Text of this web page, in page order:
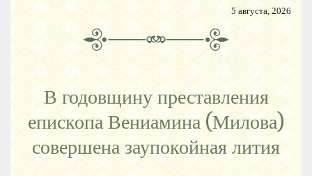
5 августа, 2026
В годовщину преставления
епископа Вениамина (Милова)
совершена заупокойная лития